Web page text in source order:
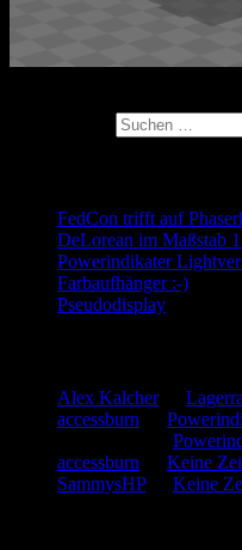
FedCon trifft auf
DeLorean im Maßstab
Powerindikater
Farbaufhänger :-)
Pseudodisplay
Alex Kalcherzu
accessburn
accessburn
Keine
SammysHPzu Keine